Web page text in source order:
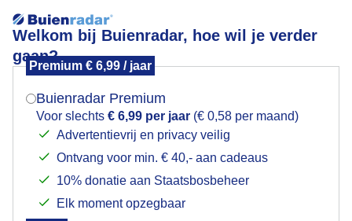
Welkom bij Buienradar, hoe wil je verder
gaan?
Premium € 6,99 / jaar
Buienradar Premium
Voor slechts € 6,99 per jaar (€ 0,58 per maand)
Advertentievrij en privacy veilig
Ontvang voor min. € 40,- aan cadeaus
10% donatie aan Staatsbosbeheer
Elk moment opzegbaar
Licht bewolkt
Mogen we je locatie gebruiken voor het
Indien je hier nog geen akkoord op hebt gegeven,
verschijnt er zo een pop-up uit je browser waarin